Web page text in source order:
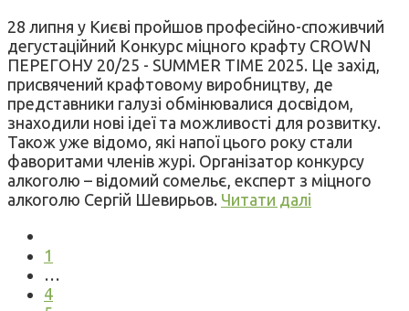
28 липня у Києві пройшов професійно-споживчий
дегустаційний Конкурс міцного крафту CROWN
ПЕРЕГОНУ 20/25 - SUMMER TIME 2025. Це захід,
присвячений крафтовому виробництву, де
представники галузі обмінювалися досвідом,
знаходили нові ідеї та можливості для розвитку.
Також уже відомо, які напої цього року стали
фаворитами членів журі. Організатор конкурсу
алкоголю – відомий сомельє, експерт з міцного
алкоголю Сергій Шевирьов. Читати далі
1
…
4